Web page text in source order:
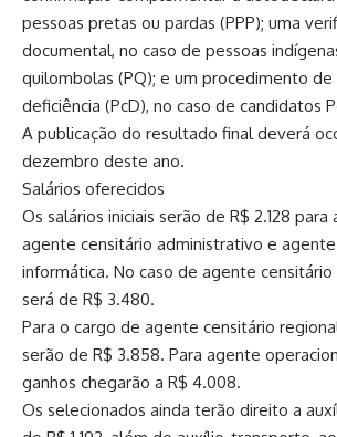
pessoas pretas ou pardas (PPP); uma
documental, no caso de pessoas
quilombolas (PQ); e um procedimento de
deficiência (PcD), no caso de candidatos
A publicação do resultado final deverá
dezembro deste ano.
Salários oferecidos
Os salários iniciais serão de R$ 2.128 para
agente censitário administrativo e
informática. No caso de agente
será de R$ 3.480.
Para o cargo de agente censitário
serão de R$ 3.858. Para agente
ganhos chegarão a R$ 4.008.
Os selecionados ainda terão direito a